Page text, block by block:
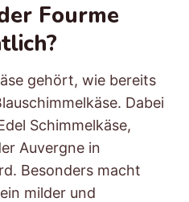
Fourme
gehört, wie bereits
Dabei
Schimmelkäse,
Auvergne in
Besonders macht
milder und